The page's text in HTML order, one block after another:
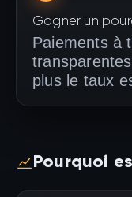
Gagner un
Paiements à
plus le taux
Pourquoi